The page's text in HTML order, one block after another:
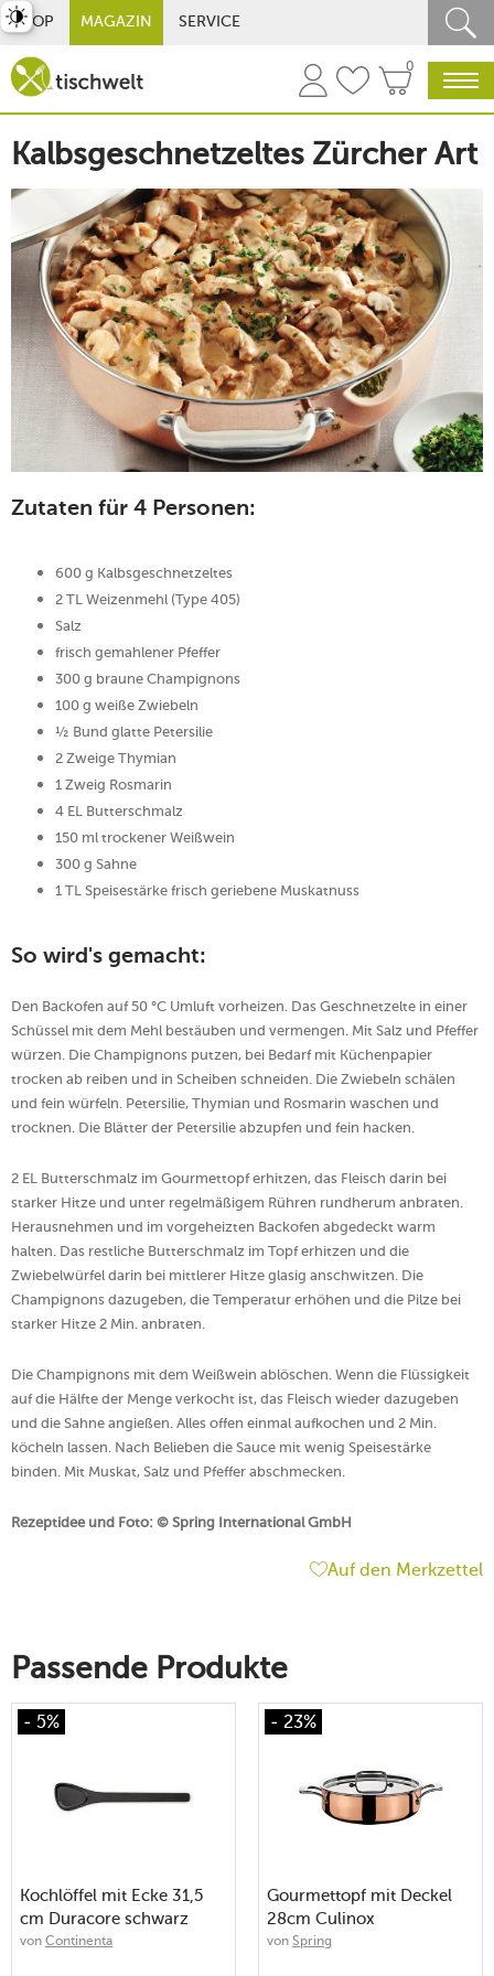
SHOP MAGAZIN SERVICE
0
Kalbsgeschnetzeltes Zürcher Art
Zutaten für 4 Personen:
600 g Kalbsgeschnetzeltes
2 TL Weizenmehl (Type 405)
Salz
frisch gemahlener Pfeffer
300 g braune Champignons
100 g weiße Zwiebeln
½ Bund glatte Petersilie
2 Zweige Thymian
1 Zweig Rosmarin
4 EL Butterschmalz
150 ml trockener Weißwein
300 g Sahne
1 TL Speisestärke frisch geriebene Muskatnuss
So wird's gemacht:
Den Backofen auf 50 °C Umluft vorheizen. Das Geschnetzelte in einer
Schüssel mit dem Mehl bestäuben und vermengen. Mit Salz und Pfeffer
würzen. Die Champignons putzen, bei Bedarf mit Küchenpapier
trocken ab reiben und in Scheiben schneiden. Die Zwiebeln schälen
und fein würfeln. Petersilie, Thymian und Rosmarin waschen und
trocknen. Die Blätter der Petersilie abzupfen und fein hacken.
2 EL Butterschmalz im Gourmettopf erhitzen, das Fleisch darin bei
starker Hitze und unter regelmäßigem Rühren rundherum anbraten.
Herausnehmen und im vorgeheizten Backofen abgedeckt warm
halten. Das restliche Butterschmalz im Topf erhitzen und die
Zwiebelwürfel darin bei mittlerer Hitze glasig anschwitzen. Die
Champignons dazugeben, die Temperatur erhöhen und die Pilze bei
starker Hitze 2 Min. anbraten.
Die Champignons mit dem Weißwein ablöschen. Wenn die Flüssigkeit
auf die Hälfte der Menge verkocht ist, das Fleisch wieder dazugeben
und die Sahne angießen. Alles offen einmal aufkochen und 2 Min.
köcheln lassen. Nach Belieben die Sauce mit wenig Speisestärke
binden. Mit Muskat, Salz und Pfeffer abschmecken.
Rezeptidee und Foto: © Spring International GmbH
Auf den Merkzettel
Passende Produkte
- 5%
Kochlöffel mit Ecke 31,5
cm Duracore schwarz
von Continenta
- 23%
Gourmettopf mit Deckel
28cm Culinox
von Spring
umschalten